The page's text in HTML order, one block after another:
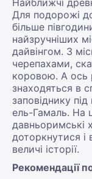
Найближчі
Для подорожі
більше
найзручніших
дайвінгом. З
черепахами,
коровою. А ось
знаходяться в
заповіднику
ель-Гамаль. На
давньоримські
доторкнутися і
величі історії.
Рекомендації